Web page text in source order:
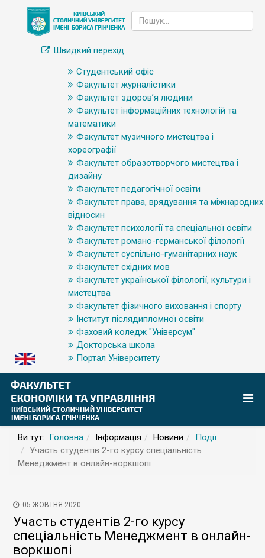
Швидкий перехід
Студентський офіс
Факультет журналістики
Факультет здоров’я людини
Факультет інформаційних технологій та
математики
Факультет музичного мистецтва і
хореографії
Факультет образотворчого мистецтва і
дизайну
Факультет педагогічної освіти
Факультет права, врядування та міжнародних
відносин
Факультет психології та спеціальної освіти
Факультет романо-германської філології
Факультет суспільно-гуманітарних наук
Факультет східних мов
Факультет української філології, культури і
мистецтва
Факультет фізичного виховання і спорту
Інститут післядипломної освіти
Фаховий коледж "Універсум"
Докторська школа
Портал Університету
Ви тут: Головна Інформація Новини
Події
Участь студентів 2-го курсу спеціальність
Менеджмент в онлайн-воркшопі
05 ЖОВТНЯ 2020
Участь студентів 2-го курсу
спеціальність Менеджмент в онлайн-
воркшопі